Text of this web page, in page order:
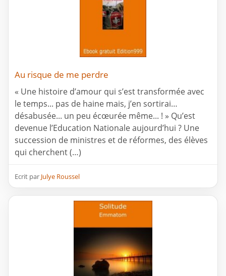
Au risque de me perdre
« Une histoire d’amour qui s’est transformée avec
le temps... pas de haine mais, j’en sortirai…
désabusée... un peu écœurée même... ! » Qu’est
devenue l’Education Nationale aujourd’hui ? Une
succession de ministres et de réformes, des élèves
qui cherchent (…)
Ecrit par Julye Roussel